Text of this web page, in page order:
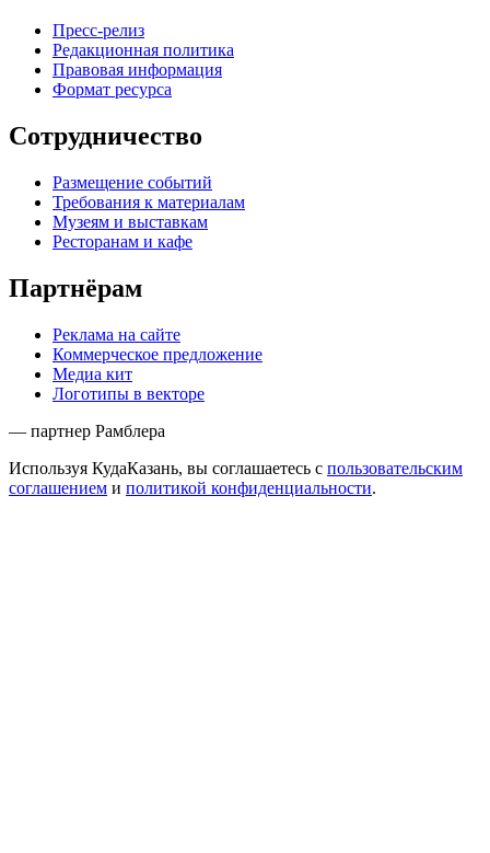
Пресс-релиз
Редакционная политика
Правовая информация
Формат ресурса
Сотрудничество
Размещение событий
Требования к материалам
Музеям и выставкам
Ресторанам и кафе
Партнёрам
Реклама на сайте
Коммерческое предложение
Медиа кит
Логотипы в векторе
— партнер Рамблера
Используя КудаКазань, вы соглашаетесь с пользовательским
соглашением и политикой конфиденциальности.